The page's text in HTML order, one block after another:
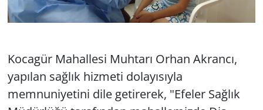
Kocagür Mahallesi Muhtarı Orhan Akrancı,
yapılan sağlık hizmeti dolayısıyla
memnuniyetini dile getirerek, "Efeler Sağlık